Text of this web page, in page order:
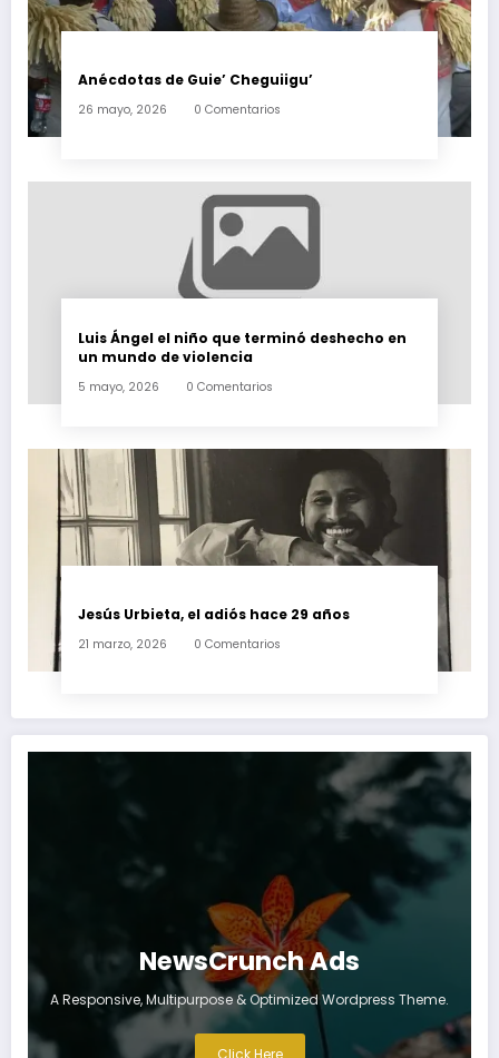
Anécdotas de Guie’ Cheguiigu’
26 mayo, 2026 0 Comentarios
Luis Ángel el niño que terminó deshecho en
un mundo de violencia
5 mayo, 2026 0 Comentarios
Jesús Urbieta, el adiós hace 29 años
21 marzo, 2026 0 Comentarios
NewsCrunch Ads
A Responsive, Multipurpose & Optimized Wordpress Theme.
Click Here